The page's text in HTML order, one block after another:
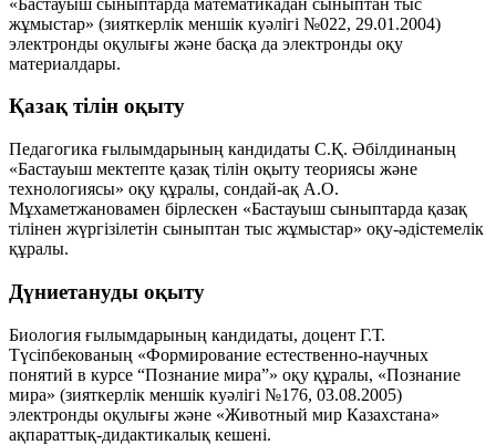
жұмыстар» (зияткерлік меншік куәлігі №022, 29.01.2004)
электронды оқулығы және басқа да электронды оқу
материалдары.
Қазақ тілін оқыту
Педагогика ғылымдарының кандидаты С.Қ. Әбілдинаның
«Бастауыш мектепте қазақ тілін оқыту теориясы және
технологиясы» оқу құралы, сондай-ақ А.О.
Мұхаметжановамен бірлескен «Бастауыш сыныптарда қазақ
тілінен жүргізілетін сыныптан тыс жұмыстар» оқу-әдістемелік
құралы.
Дүниетануды оқыту
Биология ғылымдарының кандидаты, доцент Г.Т.
Түсіпбекованың «Формирование естественно-научных
понятий в курсе “Познание мира”» оқу құралы, «Познание
мира» (зияткерлік меншік куәлігі №176, 03.08.2005)
электронды оқулығы және «Животный мир Казахстана»
ақпараттық-дидактикалық кешені.